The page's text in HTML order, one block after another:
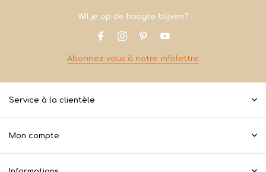
Wil je op de hoogte blijven?
Abonnez-vous à notre infolettre
Service à la clientèle
Mon compte